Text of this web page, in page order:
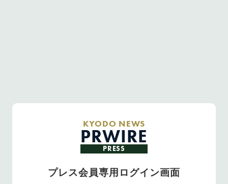
KYODO NEWS
PRWIRE
PRESS
プレス会員専用ログイン画面